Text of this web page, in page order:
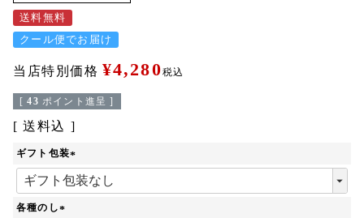
送料無料
クール便でお届け
当店特別価格 ¥4,280税込
[ 43 ポイント進呈 ]
送料込
ギフト包装
必
各種のし